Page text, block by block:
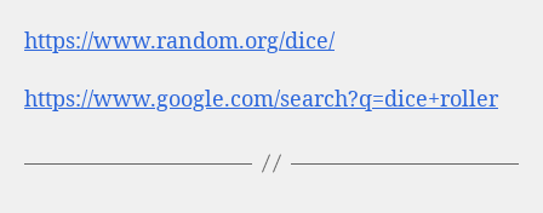
https://www.random.org/dice/
https://www.google.com/search?q=dice+roller